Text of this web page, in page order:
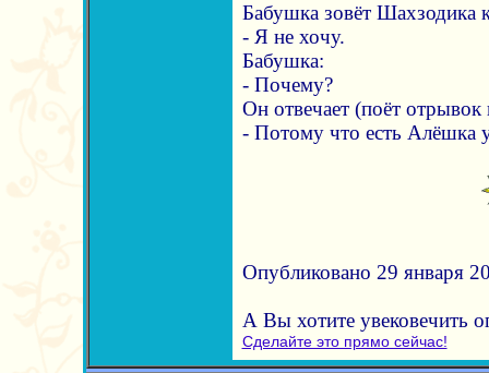
Бабушка зовёт Шахзодика
- Я не хочу.
Бабушка:
- Почему?
Он отвечает (поёт отрывок
- Потому что есть Алёшка
Опубликовано 29 января
А Вы хотите увековечить
Сделайте это прямо сейчас!